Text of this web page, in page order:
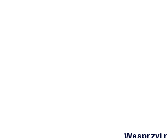
Wesprzyj